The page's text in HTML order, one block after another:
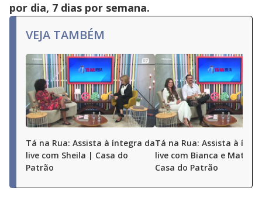
por dia, 7 dias por semana.
VEJA TAMBÉM
Tá na Rua: Assista à íntegra da
live com Sheila | Casa do
Patrão
Tá na Rua: Assista à
live com Bianca e
Casa do Patrão